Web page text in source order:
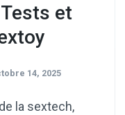
et
14, 2025
la sextech,